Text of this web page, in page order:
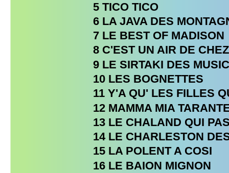
5 TICO TICO
6 LA JAVA DES
7 LE BEST OF MADISON
8 C'EST UN AIR DE
9 LE SIRTAKI DES
10 LES BOGNETTES
11 Y'A QU' LES FILLES
12 MAMMA MIA
13 LE CHALAND QUI
14 LE CHARLESTON
15 LA POLENT A COSI
16 LE BAION MIGNON